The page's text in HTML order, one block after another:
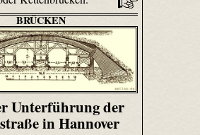
BRÜCKEN
Unterführung der
in Hannover